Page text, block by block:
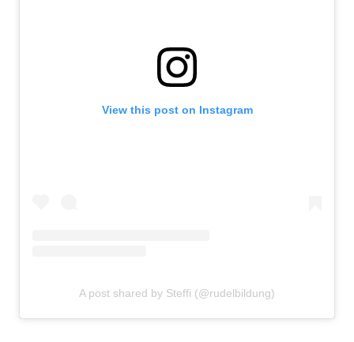
View this post on Instagram
A post shared by Steffi (@rudelbildung)